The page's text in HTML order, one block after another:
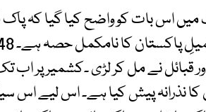
اس بات کو واضح کیا گیا کہ پاک
نذرانہ پیش کیا ہے۔ اس لیے اس